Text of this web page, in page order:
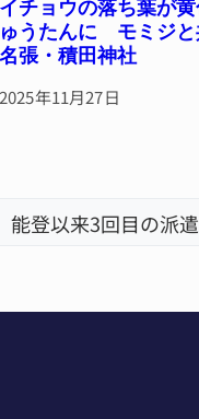
イチョウの落ち葉が
ゅうたんに モミジ
名張・積田神社
2025年11月27日
登以来3回目の派遣